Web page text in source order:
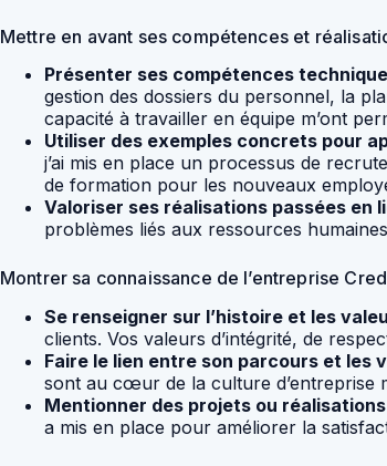
Mettre en avant ses compétences et
Présenter ses compétences
gestion des dossiers du personnel, la
capacité à travailler en équipe m’ont
Utiliser des exemples concrets pour
j’ai mis en place un processus de
de formation pour les nouveaux
Valoriser ses réalisations passées en
problèmes liés aux ressources
Montrer sa connaissance de l’entreprise
Se renseigner sur l’histoire et les
clients. Vos valeurs d’intégrité, de
Faire le lien entre son parcours et les
sont au cœur de la culture d’entreprise
Mentionner des projets ou
a mis en place pour améliorer la